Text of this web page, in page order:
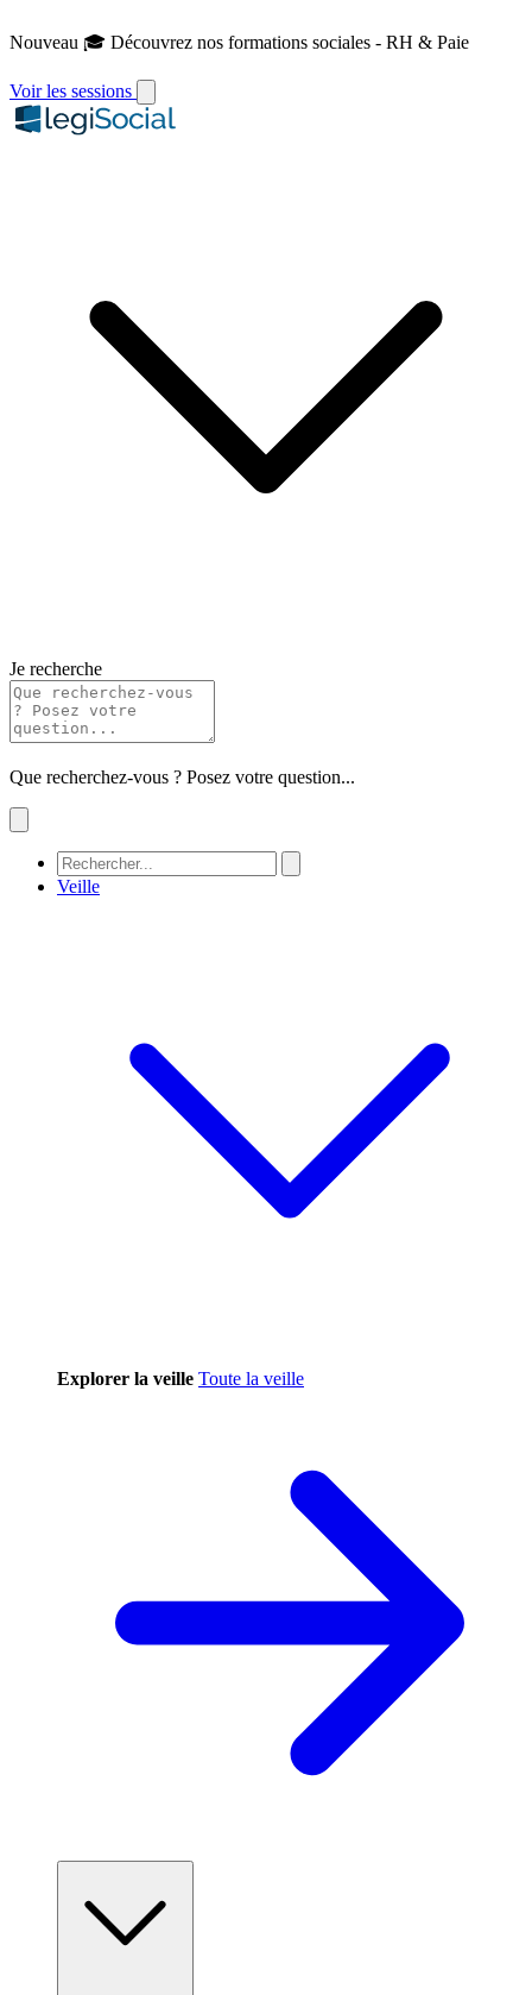
Nouveau 🎓 Découvrez nos formations sociales - RH & Paie
Voir les sessions
Je recherche
Que recherchez-vous ? Posez votre question...
Veille
Explorer la veille Toute la veille